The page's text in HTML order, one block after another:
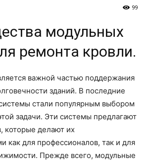
99
модульных
ремонта кровли.
важной частью поддержания
зданий. В последние
стали популярным выбором
задачи. Эти системы предлагают
которые делают их
как для профессионалов, так и для
Прежде всего, модульные